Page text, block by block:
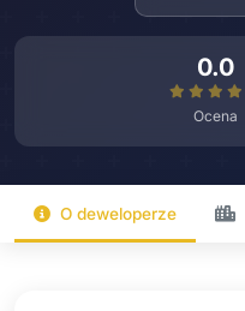
0.0
Ocena
O deweloperze